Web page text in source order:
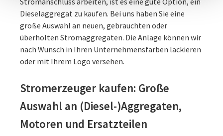
Dieselaggregat zu kaufen. Bei uns haben Sie eine
große Auswahl an neuen, gebrauchten oder
überholten Stromaggregaten. Die Anlage können wir
nach Wunsch in Ihren Unternehmensfarben lackieren
oder mit Ihrem Logo versehen.
Stromerzeuger kaufen: Große
Auswahl an (Diesel-)Aggregaten,
Motoren und Ersatzteilen